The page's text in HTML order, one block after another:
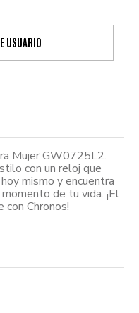
USUARIO
Mujer GW0725L2.
con un reloj que
mismo y encuentra
de tu vida. ¡El
Chronos!